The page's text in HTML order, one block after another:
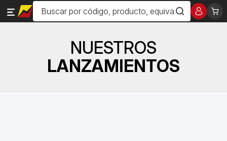
NUESTROS
LANZAMIENTOS